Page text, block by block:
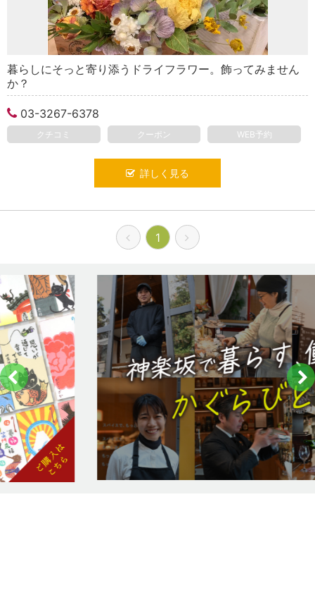
暮らしにそっと寄り添うドライフラワー。飾ってみません
か？
03-3267-6378
クチコミ クーポン WEB予約
詳しく見る
1